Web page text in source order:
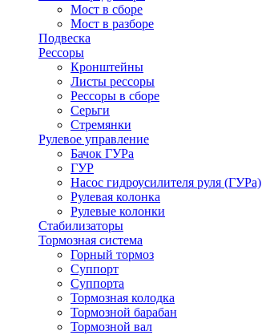
Мост в сборе
Мост в разборе
Подвеска
Рессоры
Кронштейны
Листы рессоры
Рессоры в сборе
Серьги
Стремянки
Рулевое управление
Бачок ГУРа
ГУР
Насос гидроусилителя руля (ГУРа)
Рулевая колонка
Рулевые колонки
Стабилизаторы
Тормозная система
Горный тормоз
Суппорт
Суппорта
Тормозная колодка
Тормозной барабан
Тормозной вал